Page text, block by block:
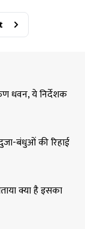
धवन, ये निर्देशक
बंधुओं की रिहाई
क्या है इसका